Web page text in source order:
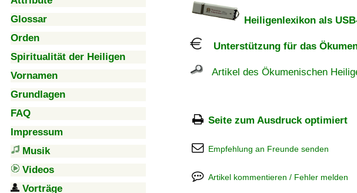
Glossar
Orden
Spiritualität der Heiligen
Vornamen
Grundlagen
FAQ
Impressum
Musik
Videos
Vorträge
Heiligenlexikon als
Unterstützung für das
Artikel des Ökumenischen
Seite zum Ausdruck optimiert
Empfehlung an Freunde senden
Artikel kommentieren / Fehler melden